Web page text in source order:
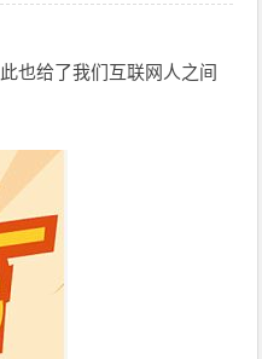
也给了我们互联网人之间